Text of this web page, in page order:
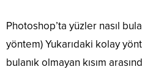
Photoshop’ta yüzler nasıl
yöntem) Yukarıdaki kolay
bulanık olmayan kısım